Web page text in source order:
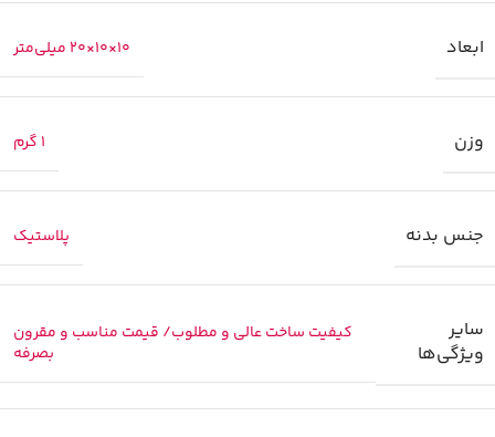
ابعاد 10×10×20 میلی‌متر
وزن 1 گرم
جنس بدنه پلاستیک
سایر
ویژگی‌ها
کیفیت ساخت عالی و مطلوب/ قیمت مناسب و مقرون
بصرفه